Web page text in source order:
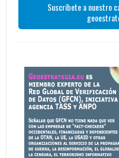
Suscríbete a nuestro